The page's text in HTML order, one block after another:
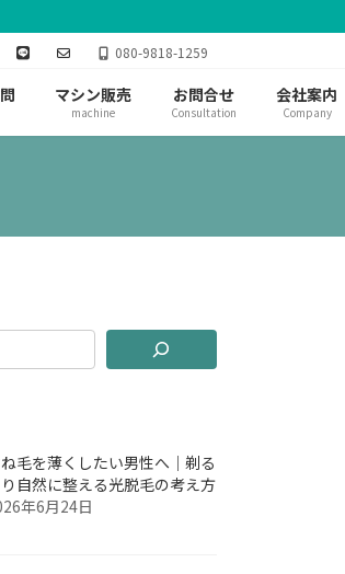
080-9818-1259
マシン販売
machine
お問合せ
Consultation
会社案内
Company
毛を薄くしたい男性へ｜剃る
自然に整える光脱毛の考え方
年6月24日